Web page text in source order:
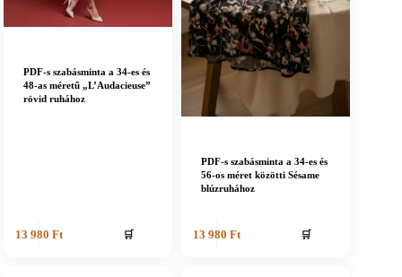
PDF-s szabásminta a 34-es és
48-as méretű „L’Audacieuse”
rövid ruhához
13 980 Ft 🛒
PDF-s szabásminta a 34-es és
56-os méret közötti Sésame
blúzruhához
13 980 Ft 🛒